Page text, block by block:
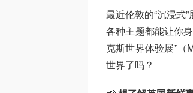
最近伦敦的“沉浸式
各种主题都能让你
克斯世界体验展”
世界了吗？